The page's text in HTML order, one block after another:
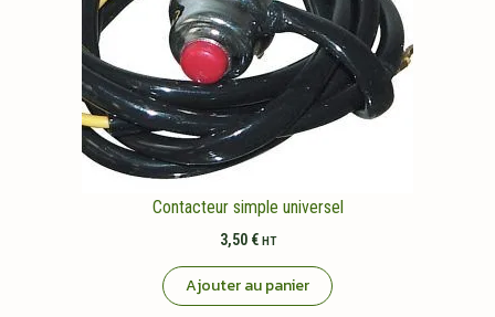
Contacteur simple universel
3,50 € HT
Ajouter au panier